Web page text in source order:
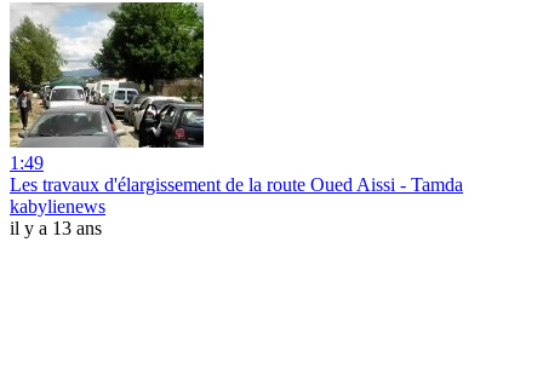
1:49
Les travaux d'élargissement de la route Oued Aissi - Tamda
kabylienews
il y a 13 ans